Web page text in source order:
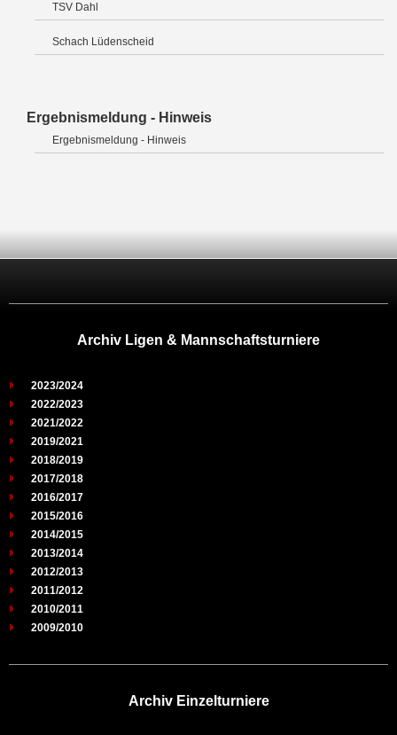
TSV Dahl
Schach Lüdenscheid
Ergebnismeldung - Hinweis
Ergebnismeldung - Hinweis
Archiv Ligen & Mannschaftsturniere
2023/2024
2022/2023
2021/2022
2019/2021
2018/2019
2017/2018
2016/2017
2015/2016
2014/2015
2013/2014
2012/2013
2011/2012
2010/2011
2009/2010
Archiv Einzelturniere